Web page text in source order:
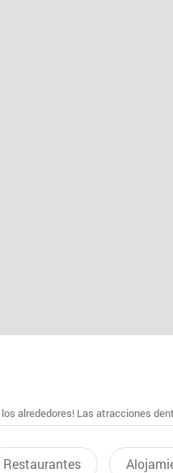
alrededores! Las atracciones
Restaurantes